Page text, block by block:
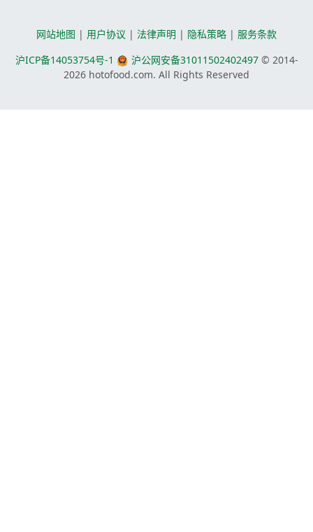
网站地图 | 用户协议 | 法律声明 | 隐私策略 | 服务条款
沪ICP备14053754号-1
沪公网安备31011502402497© 2014-
2026 hotofood.com. All Rights Reserved